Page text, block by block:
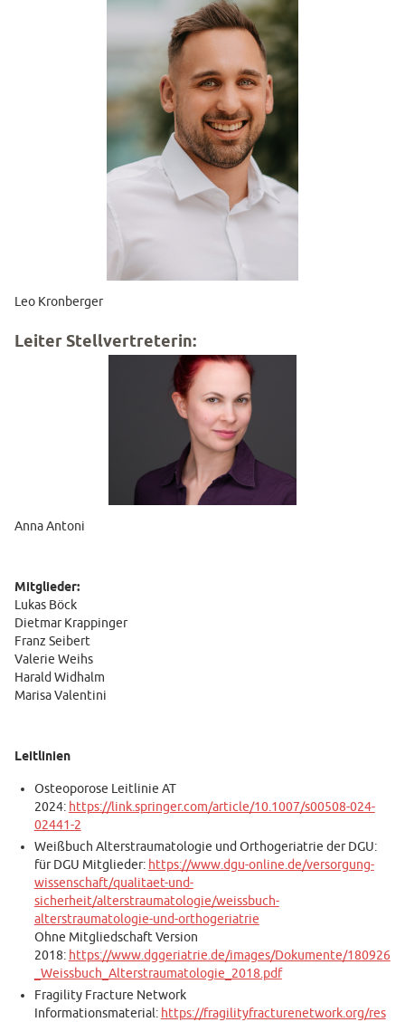
Leo Kronberger
Leiter Stellvertreterin:
Anna Antoni
Mitglieder:
Lukas Böck
Dietmar Krappinger
Franz Seibert
Valerie Weihs
Harald Widhalm
Marisa Valentini
Leitlinien
Osteoporose Leitlinie AT
2024: https://link.springer.com/article/10.1007/s00508-024-
02441-2
Weißbuch Alterstraumatologie und Orthogeriatrie der DGU:
für DGU Mitglieder: https://www.dgu-online.de/versorgung-
wissenschaft/qualitaet-und-
sicherheit/alterstraumatologie/weissbuch-
alterstraumatologie-und-orthogeriatrie
Ohne Mitgliedschaft Version
2018: https://www.dggeriatrie.de/images/Dokumente/180926
_Weissbuch_Alterstraumatologie_2018.pdf
Fragility Fracture Network
Informationsmaterial: https://fragilityfracturenetwork.org/res